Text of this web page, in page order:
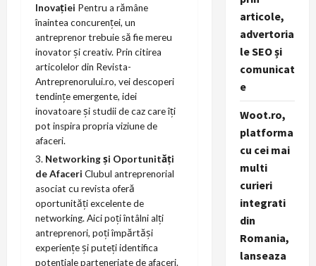
Inovației Pentru a rămâne
înaintea concurenței, un
antreprenor trebuie să fie mereu
inovator și creativ. Prin citirea
articolelor din Revista-
Antreprenorului.ro, vei descoperi
tendințe emergente, idei
inovatoare și studii de caz care îți
pot inspira propria viziune de
afaceri.
Networking și Oportunități
de Afaceri Clubul antreprenorial
asociat cu revista oferă
oportunități excelente de
networking. Aici poți întâlni alți
antreprenori, poți împărtăși
experiențe și puteți identifica
potențiale parteneriate de afaceri.
articole,
advertoria
le SEO și
comunicat
e
Woot.ro,
platforma
cu cei mai
multi
curieri
integrati
din
Romania,
lanseaza